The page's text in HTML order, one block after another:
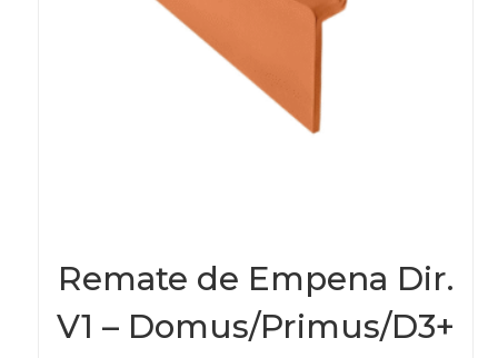
Remate de Empena Dir.
V1 – Domus/Primus/D3+